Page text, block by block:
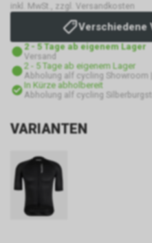
inkl. MwSt., zzgl. Versandkosten
Verschiedene
2 - 5 Tage ab eigenem Lager
Versand
2 - 5 Tage ab eigenem Lager
Abholung alf cycling Showroom
In Kürze abholbereit
Abholung alf cycling
VARIANTEN